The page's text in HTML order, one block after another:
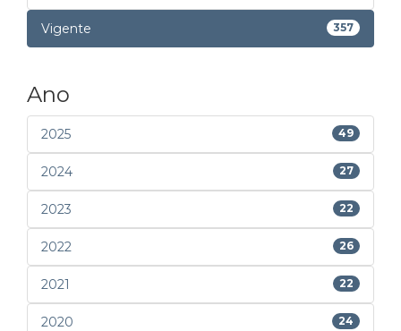
Vigente 357
Ano
2025 49
2024 27
2023 22
2022 26
2021 22
2020 24